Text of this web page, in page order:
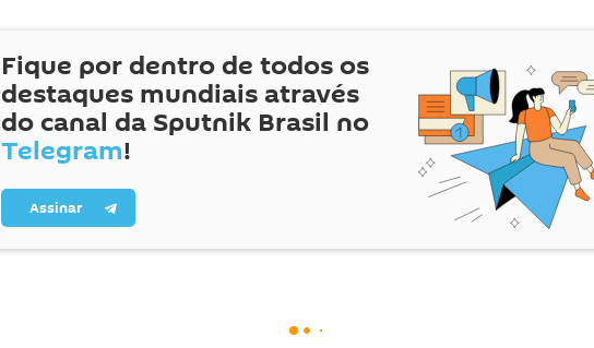
Fique por dentro de todos os
destaques mundiais através
do canal da Sputnik Brasil no
Telegram!
Assinar